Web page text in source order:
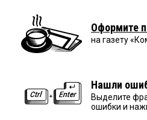
Оформите
на газету
Нашли
Выделите
ошибки и